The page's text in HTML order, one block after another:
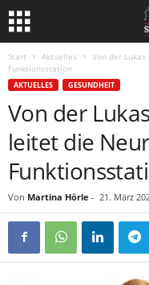
Start Aktuelles
Von der
Funktionsstation
AKTUELLES GESUNDHEIT
Von der
leitet die
Von Martina Hörle - 21. März